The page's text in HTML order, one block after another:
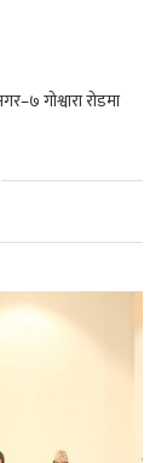
गोश्वारा रोडमा